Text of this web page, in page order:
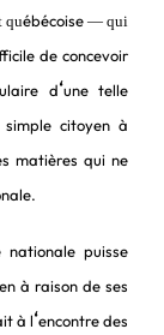
québécoise ― qui
de concevoir
d‘une telle
citoyen à
matières qui ne
nationale puisse
à raison de ses
à l‘encontre des